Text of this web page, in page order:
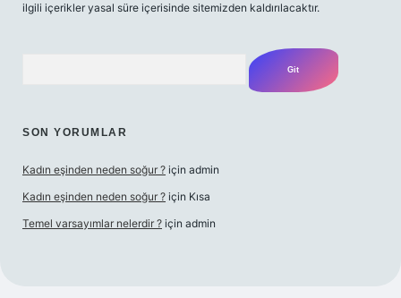
ilgili içerikler yasal süre içerisinde sitemizden kaldırılacaktır.
SON YORUMLAR
Kadın eşinden neden soğur ? için admin
Kadın eşinden neden soğur ? için Kısa
Temel varsayımlar nelerdir ? için admin